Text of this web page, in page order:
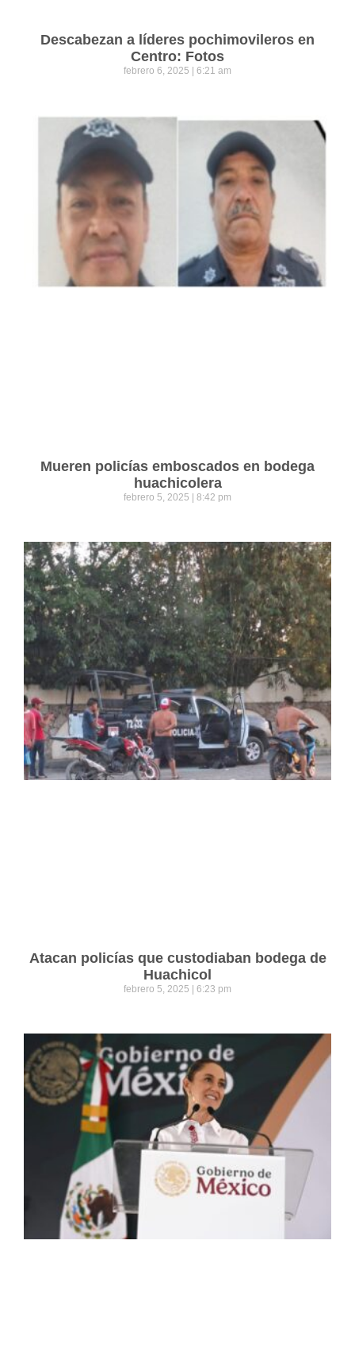
Descabezan a líderes pochimovileros en
Centro: Fotos
febrero 6, 2025 6:21 am
Mueren policías emboscados en bodega
huachicolera
febrero 5, 2025 8:42 pm
Atacan policías que custodiaban bodega de
Huachicol
febrero 5, 2025 6:23 pm